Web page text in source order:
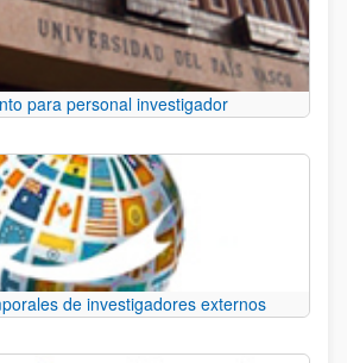
para personal investigador
de investigadores externos